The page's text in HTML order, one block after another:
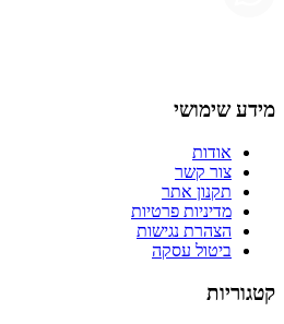
מידע שימושי
אודות
צור קשר
תקנון אתר
מדיניות פרטיות
הצהרת נגישות
ביטול עסקה
קטגוריות